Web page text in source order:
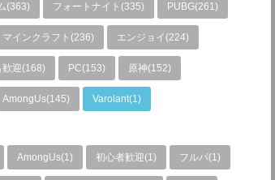
(363) フォートナイト(335) PUBG(261)
マインクラフト(236) エンジョイ(224)
歓迎(168) PC(153) 原神(152)
AmongUs(145) Varolant(1)
AmongUs(1) 初心者歓迎(1) フルパ(1)